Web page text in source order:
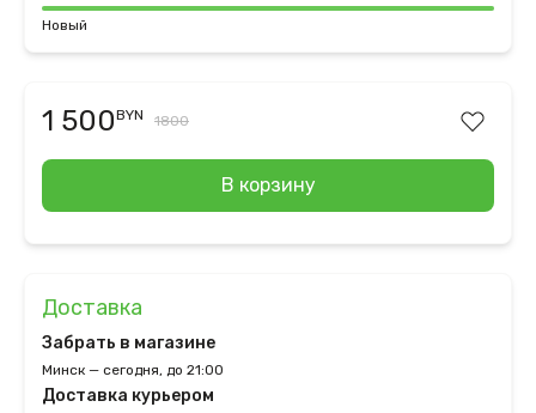
Новый
1 500BYN 1800
В корзину
Доставка
Забрать в магазине
Минск — сегодня, до 21:00
Доставка курьером